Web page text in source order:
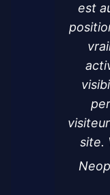
est
site.